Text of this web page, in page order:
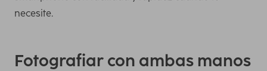
necesite.
Fotografiar con ambas manos